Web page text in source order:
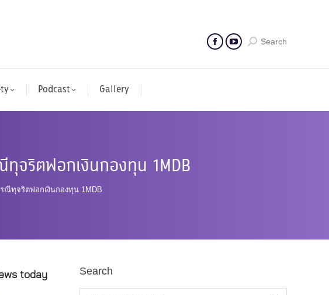
Search
Podcast Gallery
จริตฟอกเงินกองทุน 1MDB
ณีทุจริตฟอกเงินกองทุน 1MDB
today Search